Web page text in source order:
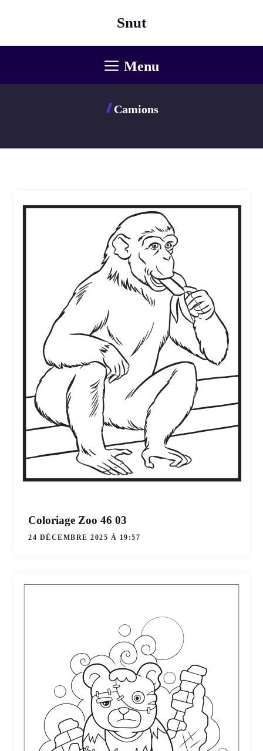
Snut
Menu
Camions
Coloriage Zoo 46 03
24 DÉCEMBRE 2025 À 19:57